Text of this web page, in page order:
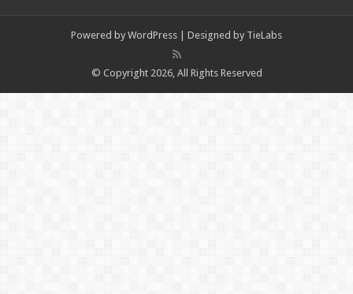
Powered by WordPress | Designed by TieLabs
© Copyright 2026, All Rights Reserved